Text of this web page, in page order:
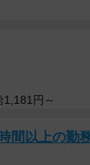
1,181円～
間以上の勤